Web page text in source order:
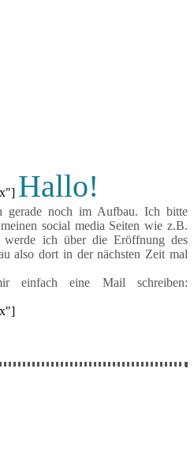
Hallo!
gerade noch im Aufbau. Ich bitte
social media Seiten wie z.B.
werde ich über die Eröffnung des
also dort in der nächsten Zeit mal
einfach eine Mail schreiben: